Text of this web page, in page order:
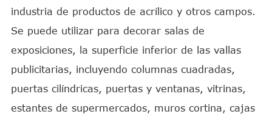
industria de productos de acrílico y otros campos.
Se puede utilizar para decorar salas de
exposiciones, la superficie inferior de las vallas
publicitarias, incluyendo columnas cuadradas,
puertas cilíndricas, puertas y ventanas, vitrinas,
estantes de supermercados, muros cortina, cajas